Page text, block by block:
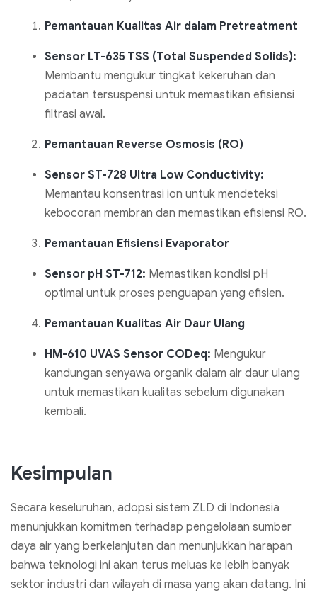
Pemantauan Kualitas Air dalam Pretreatment
Sensor LT-635 TSS (Total Suspended Solids):
Membantu mengukur tingkat kekeruhan dan
padatan tersuspensi untuk memastikan efisiensi
filtrasi awal.
Pemantauan Reverse Osmosis (RO)
Sensor ST-728 Ultra Low Conductivity:
Memantau konsentrasi ion untuk mendeteksi
kebocoran membran dan memastikan efisiensi RO.
Pemantauan Efisiensi Evaporator
Sensor pH ST-712: Memastikan kondisi pH
optimal untuk proses penguapan yang efisien.
Pemantauan Kualitas Air Daur Ulang
HM-610 UVAS Sensor CODeq: Mengukur
kandungan senyawa organik dalam air daur ulang
untuk memastikan kualitas sebelum digunakan
kembali.
Kesimpulan
Secara keseluruhan, adopsi sistem ZLD di Indonesia
menunjukkan komitmen terhadap pengelolaan sumber
daya air yang berkelanjutan dan menunjukkan harapan
bahwa teknologi ini akan terus meluas ke lebih banyak
sektor industri dan wilayah di masa yang akan datang. Ini